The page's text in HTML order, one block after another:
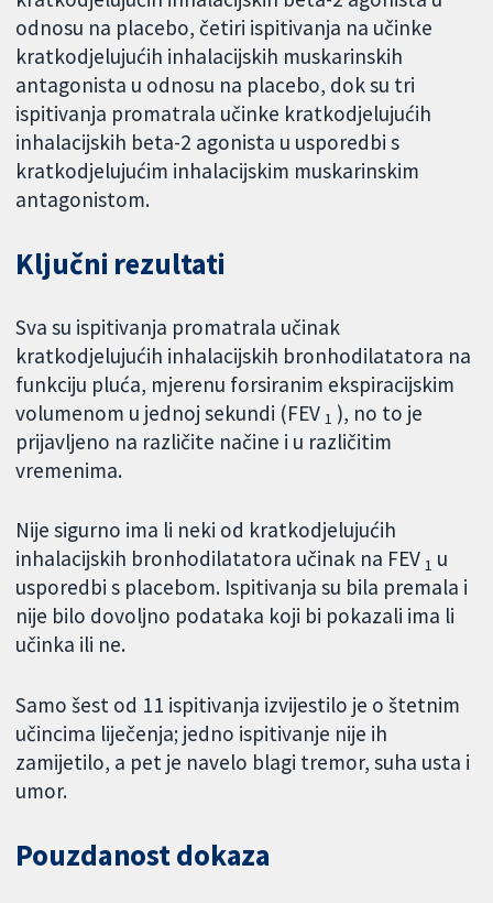
odnosu na placebo, četiri ispitivanja na učinke
kratkodjelujućih inhalacijskih muskarinskih
antagonista u odnosu na placebo, dok su tri
ispitivanja promatrala učinke kratkodjelujućih
inhalacijskih beta-2 agonista u usporedbi s
kratkodjelujućim inhalacijskim muskarinskim
antagonistom.
Ključni rezultati
Sva su ispitivanja promatrala učinak
kratkodjelujućih inhalacijskih bronhodilatatora na
funkciju pluća, mjerenu forsiranim ekspiracijskim
volumenom u jednoj sekundi (FEV 1 ), no to je
prijavljeno na različite načine i u različitim
vremenima.
Nije sigurno ima li neki od kratkodjelujućih
inhalacijskih bronhodilatatora učinak na FEV 1 u
usporedbi s placebom. Ispitivanja su bila premala i
nije bilo dovoljno podataka koji bi pokazali ima li
učinka ili ne.
Samo šest od 11 ispitivanja izvijestilo je o štetnim
učincima liječenja; jedno ispitivanje nije ih
zamijetilo, a pet je navelo blagi tremor, suha usta i
umor.
Pouzdanost dokaza